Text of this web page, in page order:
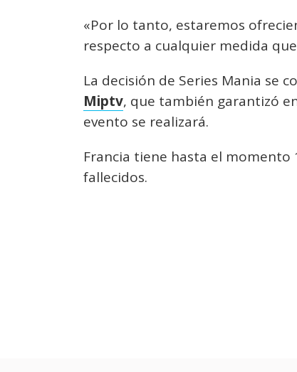
«Por lo tanto, estaremos
respecto a cualquier medida
La decisión de Series Mania se
Miptv, que también garantizó
evento se realizará.
Francia tiene hasta el momento
fallecidos.